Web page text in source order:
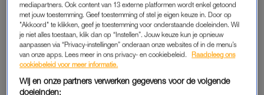
ARGENTIJNSE HOCKYER
Rob viel meteen voor de charmante Argentijn met de
hockeytas over zijn schouder. “Op zijn shirt stond zijn naam,
dus ik heb hem gegoogeld en gevolgd op Instagram”, lacht
mediapartners. Ook content van 13 externe platformen wordt enkel getoond
met jouw toestemming. Geef toestemming of stel je eigen keuze in. Door op
"Akkoord" te klikken, geef je toestemming voor onderstaande doeleinden. Wil
je niet alles toestaan, klik dan op “Instellen”. Jouw keuze kun je opnieuw
aanpassen via “Privacy-instellingen” onderaan onze websites of in de menu’s
van onze apps. Lees meer in ons privacy- en cookiebeleid.
Raadpleeg ons
cookiebeleid voor meer informatie.
Wij en onze partners verwerken gegevens voor de volgende
doeleinden: